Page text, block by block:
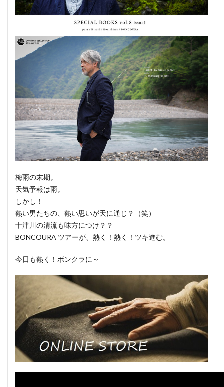
梅雨の末期。
天気予報は雨。
しかし！
熱い男たちの、熱い思いが天に通じ？（笑）
十津川の清流も味方につけ？？
BONCOURA ツアーが、熱く！熱く！ツキ進む。
今日も熱く！ボンクラに～